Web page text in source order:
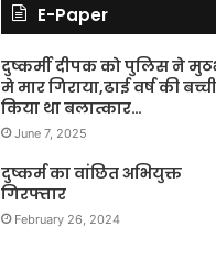
E-Paper
दुष्कर्मी दीपक को पुलिस ने
मे मार गिराया,ढाई वर्ष की
किया था बलात्कार…
June 7, 2025
दुष्कर्म का वांछित अभियुक्त
गिरफ्तार
February 26, 2024